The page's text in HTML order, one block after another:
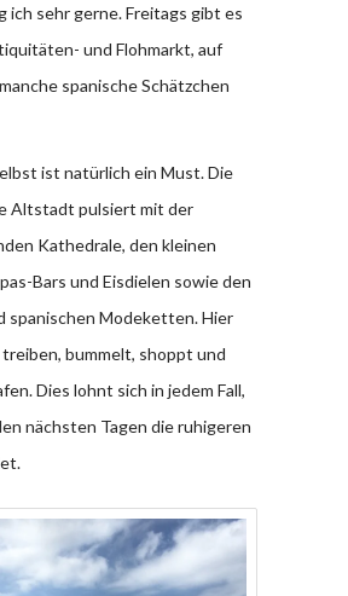
ich sehr gerne. Freitags gibt es
und Flohmarkt, auf
spanische Schätzchen
ist natürlich ein Must. Die
Altstadt pulsiert mit der
Kathedrale, den kleinen
Bars und Eisdielen sowie den
spanischen Modeketten. Hier
bummelt, shoppt und
Dies lohnt sich in jedem Fall,
nächsten Tagen die ruhigeren